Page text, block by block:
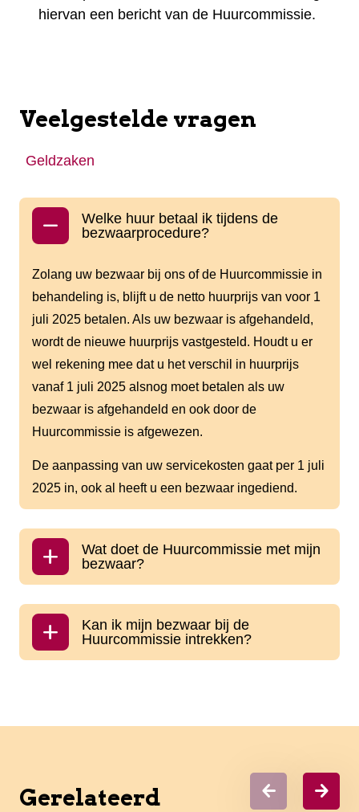
hiervan een bericht van de Huurcommissie.
Veelgestelde vragen
Geldzaken
Welke huur betaal ik tijdens de
bezwaarprocedure?
Zolang uw bezwaar bij ons of de Huurcommissie in
behandeling is, blijft u de netto huurprijs van voor 1
juli 2025 betalen. Als uw bezwaar is afgehandeld,
wordt de nieuwe huurprijs vastgesteld. Houdt u er
wel rekening mee dat u het verschil in huurprijs
vanaf 1 juli 2025 alsnog moet betalen als uw
bezwaar is afgehandeld en ook door de
Huurcommissie is afgewezen.
De aanpassing van uw servicekosten gaat per 1 juli
2025 in, ook al heeft u een bezwaar ingediend.
Wat doet de Huurcommissie met mijn
bezwaar?
Kan ik mijn bezwaar bij de
Huurcommissie intrekken?
Gerelateerd